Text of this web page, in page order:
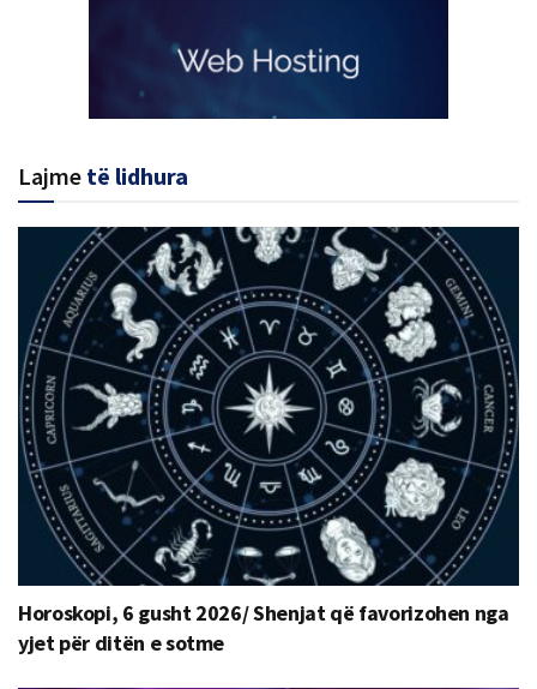
Lajme të lidhura
Horoskopi, 6 gusht 2026/ Shenjat që favorizohen nga
yjet për ditën e sotme